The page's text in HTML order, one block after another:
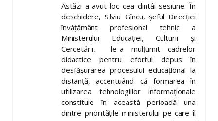
Astăzi a avut loc cea dintâi sesiune. În
deschidere, Silviu Gîncu, șeful Direcției
învățământ profesional tehnic a
Ministerului Educației, Culturii și
Cercetării, le-a mulțumit cadrelor
didactice pentru efortul depus în
desfășurarea procesului educațional la
distanță, accentuând că formarea în
utilizarea tehnologiilor informaționale
constituie în această perioadă una
dintre prioritățile ministerului pe care îl